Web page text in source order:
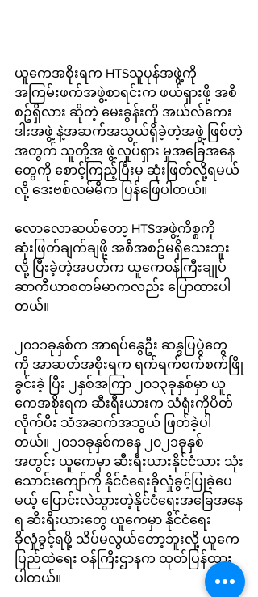
ယူကေအစိုးရက HTSသူပုန်အဖွဲ့ကို
အကြမ်းဖက်အဖွဲ့စာရင်းက ဖယ်ရှားဖို့ အစီ
စဥ်ရှိလား ဆိုတဲ့ မေးခွန်းကို အယ်လ်ကေး
ဒါးအဖွဲ့ နဲ့အဆက်အသွယ်ရှိခဲ့တဲ့အဖွဲ့ ဖြစ်တဲ့
အတွက် သူတို့အ ဖွဲ့လှုပ်ရှား မှုအခြေအနေ
တွေကို စောင့်ကြည့်ပြီးမှ ဆုံးဖြတ်လို့ရမယ်
လို့ ဒေးဗစ်လမ်မီက ပြန်ဖြေပါတယ်။
လောလောဆယ်တော့ HTSအဖွဲ့ကိစ္စကို
ဆုံးဖြတ်ချက်ချဖို့ အစီအစဥ်မရှိသေးဘူး
လို့ ပြီးခဲ့တဲ့အပတ်က ယူကေ၀န်ကြီးချုပ်
ဆာကီယာစတမ်မာကလည်း ပြောထားပါ
တယ်။
၂၀၁၁ခုနှစ်က အာရပ်နွေဦး ဆန္ဒပြပွဲတွေ
ကို အာဆတ်အစိုးရက ရက်ရက်စက်စက်ဖြို
ခွင်းခဲ့ ပြီး ၂နှစ်အကြာ ၂၀၁၃ခုနှစ်မှာ ယူ
ကေအစိုးရက ဆီးရီးယားက သံရုံးကိုပိတ်
လိုက်ပီး သံအဆက်အသွယ် ဖြတ်ခဲ့ပါ
တယ်။ ၂၀၁၁ခုနှစ်ကနေ ၂၀၂၁ခုနှစ်
အတွင်း ယူကေမှာ ဆီးရီးယားနိုင်ငံသား သုံး
သောင်းကျော်ကို နိုင်ငံရေးခိုလှုံခွင့်ပြုခဲ့ပေ
မယ့် ပြောင်းလဲသွားတဲ့နိုင်ငံရေးအခြေအနေ
ရ ဆီးရီးယားတွေ ယူကေမှာ နိုင်ငံရေး
ခိုလှုံခွင့်ရဖို့ သိပ်မလွယ်တော့ဘူးလို့ ယူကေ
ပြည်ထဲရေး ဝန်ကြီးဌာနက ထုတ်ပြန်ထား
ပါတယ်။